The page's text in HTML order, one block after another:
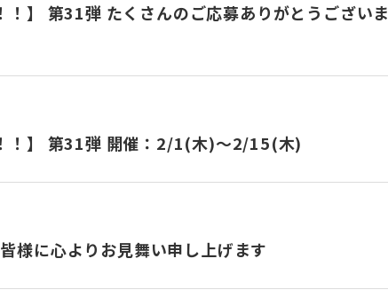
！】 第31弾 たくさんのご応募ありがとうございま
！】 第31弾 開催：2/1(木)～2/15(木)
様に心よりお見舞い申し上げます